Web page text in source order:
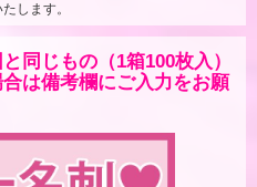
します。
同じもの（1箱100枚入）
は備考欄にご入力をお願